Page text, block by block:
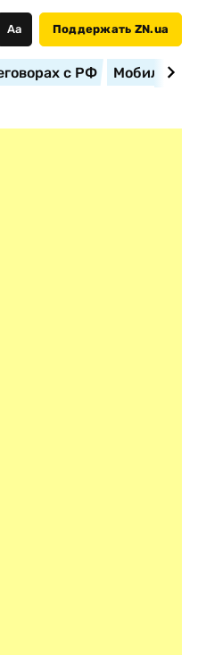
Аа Поддержать ZN.ua
с РФ